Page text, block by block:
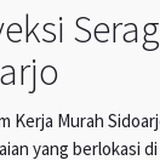
Kerja Murah
yang berlokasi